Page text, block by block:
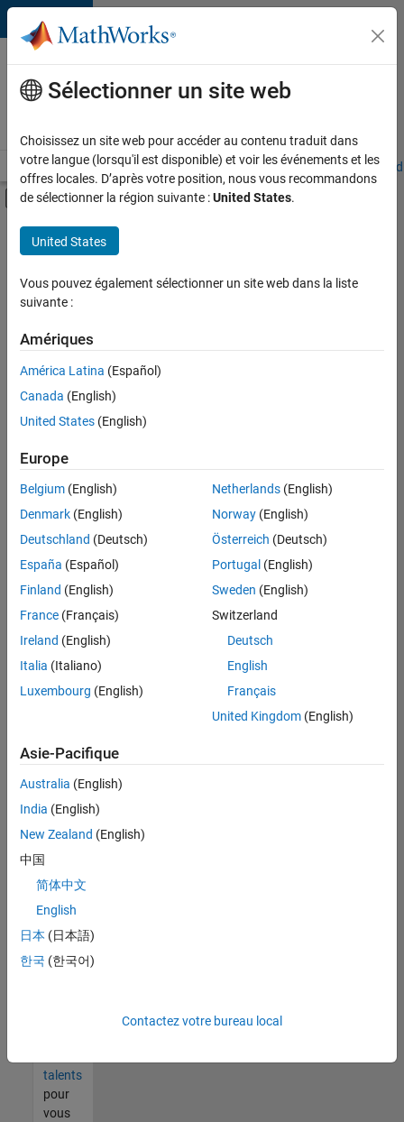
Passer au contenu
Votre
carrière
chez
Accueil Explorer nos opportunités Adresses de nos bureaux
Activer/désactiver l'affichage du menu
Contenu principal
FILTRER PAR
Programme destiné aux nouvelles carrières (EDG)
Support avancé
Applications et outils commerciaux
Actuellement,
aucune
offre
d'emploi
correspondant
à vos
critères
de
recherche.
Vous
pouvez
élargir
votre
recherche
ou
afficher
l’ensemble
d'emploi.
malgré
tout
vous
trouvez
pas
d'offre
corresponde
à vos
talents
pour
vous
Sélectionner un site web
Choisissez un site web pour accéder au contenu traduit dans
votre langue (lorsqu'il est disponible) et voir les événements et les
offres locales. D’après votre position, nous vous recommandons
de sélectionner la région suivante :United States.
United States
Vous pouvez également sélectionner un site web dans la liste
suivante :
Amériques
América Latina (Español)
Canada (English)
United States (English)
Europe
Belgium (English)
Denmark (English)
Deutschland (Deutsch)
España (Español)
Finland (English)
France (Français)
Ireland (English)
Italia (Italiano)
Luxembourg (English)
Netherlands(English)
Norway(English)
Österreich (Deutsch)
Portugal (English)
Sweden (English)
Switzerland
Deutsch
English
Français
United Kingdom(English)
Asie-Pacifique
Australia (English)
India (English)
New Zealand (English)
中国
简体中文
English
日本 (日本語)
한국 (한국어)
Contactez votre bureau local